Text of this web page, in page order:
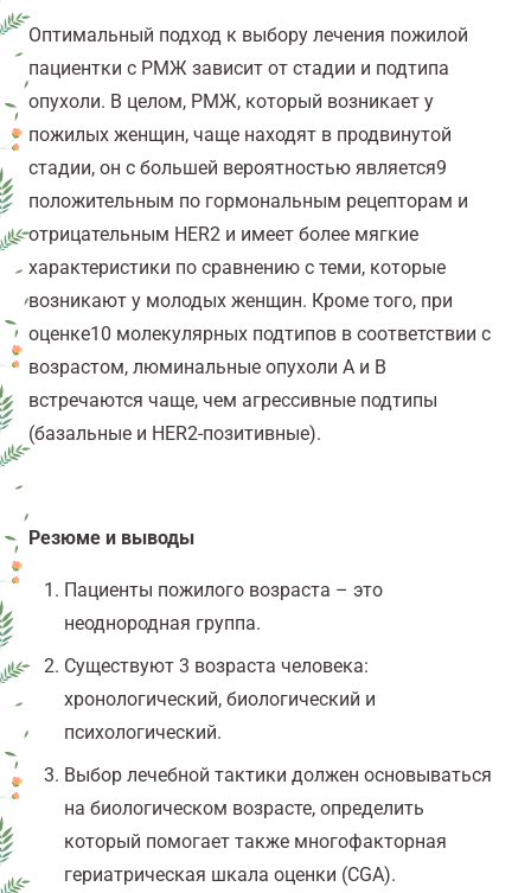
Оптимальный подход к выбору лечения пожилой
пациентки с РМЖ зависит от стадии и подтипа
опухоли. В целом, РМЖ, который возникает у
пожилых женщин, чаще находят в продвинутой
стадии, он с большей вероятностью является9
положительным по гормональным рецепторам и
отрицательным HER2 и имеет более мягкие
характеристики по сравнению с теми, которые
возникают у молодых женщин. Кроме того, при
оценке10 молекулярных подтипов в соответствии с
возрастом, люминальные опухоли A и B
встречаются чаще, чем агрессивные подтипы
(базальные и HER2-позитивные).
Резюме и выводы
Пациенты пожилого возраста – это
неоднородная группа.
Существуют 3 возраста человека:
хронологический, биологический и
психологический.
Выбор лечебной тактики должен основываться
на биологическом возрасте, определить
который помогает также многофакторная
гериатрическая шкала оценки (CGA).